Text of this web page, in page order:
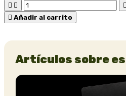
  
 Añadir al carrito
Artículos sobre